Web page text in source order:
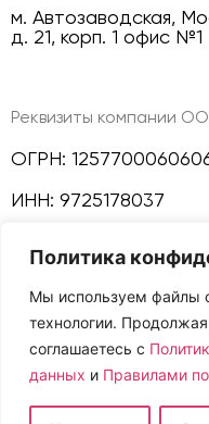
Политика
Мы используем файлы
технологии.
соглашаетесь с
данных и Правилами
м. Автозаводская,
д. 21, корп. 1 офис №1
Реквизиты компании
ОГРН:
ИНН: 9725178037
КПП: 772501001
Политика
Мы в соц сетях: